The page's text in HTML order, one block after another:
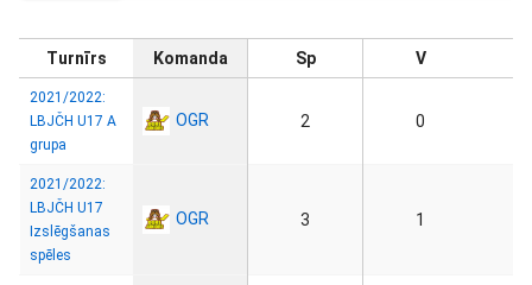
Turnīrs Komanda Sp V
2021/2022:
LBJČH U17 A
grupa
OGR 2 0
2021/2022:
LBJČH U17
Izslēgšanas
spēles
OGR 3 1